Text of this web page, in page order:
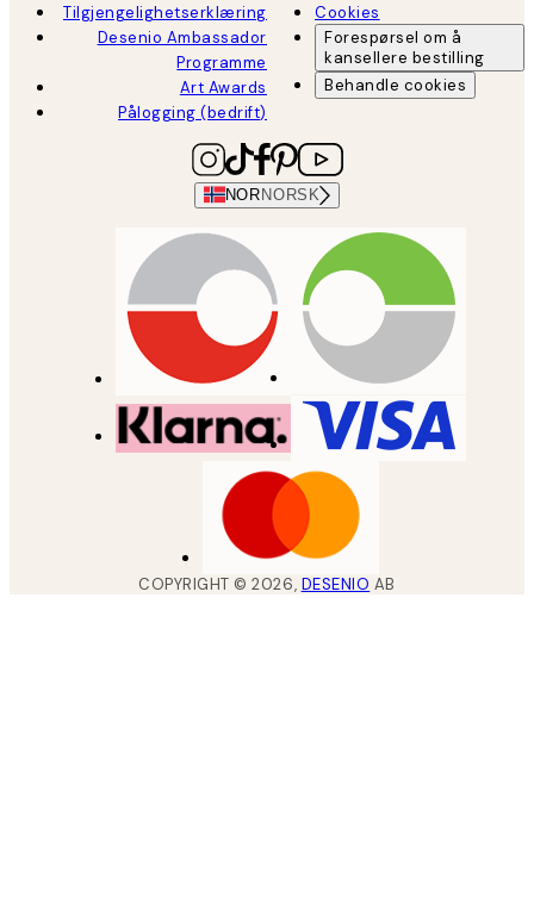
Tilgjengelighetserklæring
Desenio Ambassador
Programme
Art Awards
Pålogging (bedrift)
Cookies
Forespørsel om å
kansellere bestilling
Behandle cookies
NOR NORSK
COPYRIGHT ©2026, DESENIO AB